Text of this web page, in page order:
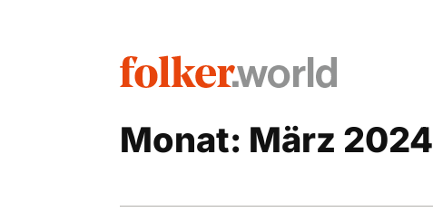
Monat: März 2024